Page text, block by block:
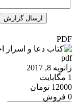
PDF
pdf
ژانویه 8, 2017
1 مگابایت
12000 تومان
0 فروش